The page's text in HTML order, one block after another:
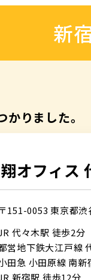
新
りました。
オフィス
151-0053 東京都
代々木駅 徒歩2分
営地下鉄大江戸線
田急 小田原線 南新
新宿駅 徒歩12分